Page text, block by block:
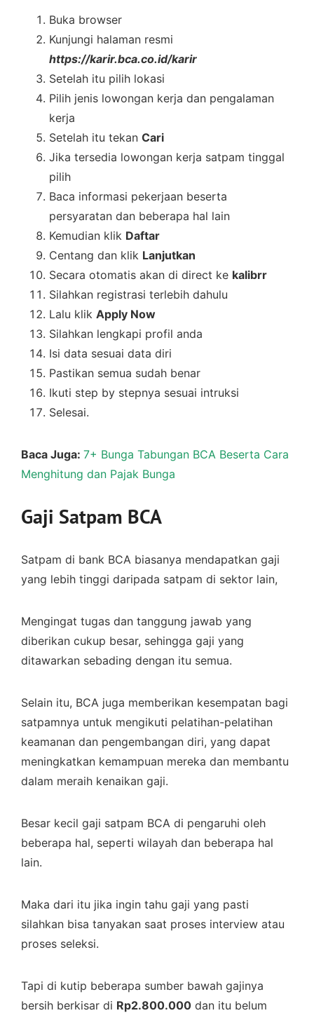
Buka browser
Kunjungi halaman resmi
https://karir.bca.co.id/karir
Setelah itu pilih lokasi
Pilih jenis lowongan kerja dan pengalaman
kerja
Setelah itu tekan Cari
Jika tersedia lowongan kerja satpam tinggal
pilih
Baca informasi pekerjaan beserta
persyaratan dan beberapa hal lain
Kemudian klik Daftar
Centang dan klik Lanjutkan
Secara otomatis akan di direct ke kalibrr
Silahkan registrasi terlebih dahulu
Lalu klik Apply Now
Silahkan lengkapi profil anda
Isi data sesuai data diri
Pastikan semua sudah benar
Ikuti step by stepnya sesuai intruksi
Selesai.
Baca Juga: 7+ Bunga Tabungan BCA Beserta Cara
Menghitung dan Pajak Bunga
Gaji Satpam BCA
Satpam di bank BCA biasanya mendapatkan gaji
yang lebih tinggi daripada satpam di sektor lain,
Mengingat tugas dan tanggung jawab yang
diberikan cukup besar, sehingga gaji yang
ditawarkan sebading dengan itu semua.
Selain itu, BCA juga memberikan kesempatan bagi
satpamnya untuk mengikuti pelatihan-pelatihan
keamanan dan pengembangan diri, yang dapat
meningkatkan kemampuan mereka dan membantu
dalam meraih kenaikan gaji.
Besar kecil gaji satpam BCA di pengaruhi oleh
beberapa hal, seperti wilayah dan beberapa hal
lain.
Maka dari itu jika ingin tahu gaji yang pasti
silahkan bisa tanyakan saat proses interview atau
proses seleksi.
Tapi di kutip beberapa sumber bawah gajinya
bersih berkisar di Rp2.800.000 dan itu belum